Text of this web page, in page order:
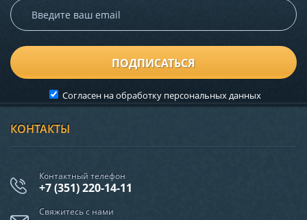
ПОДПИСАТЬСЯ
Согласен на обработку персональных данных
КОНТАКТЫ
Контактный телефон
+7 (351) 220-14-11
Свяжитесь с нами